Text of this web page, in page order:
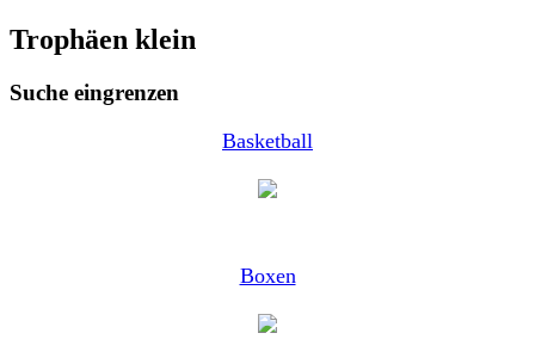
Trophäen klein
Suche eingrenzen
Basketball
Boxen